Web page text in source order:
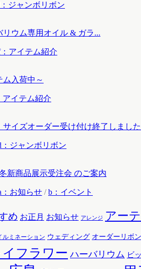
ジャンボリボン
リウム専用オイル & ガラ...
アイテム紹介
ム入荷中～
アイテム紹介
サイズオーダー受け付け終了しました
：ジャンボリボン
新商品展示受注会 のご案内
：お知らせ /b：イベント
め お正月 お知らせ アレンジ アー
ルミネーション ウェディング オーダーリボン
イフラワー ハーバリウム ビ